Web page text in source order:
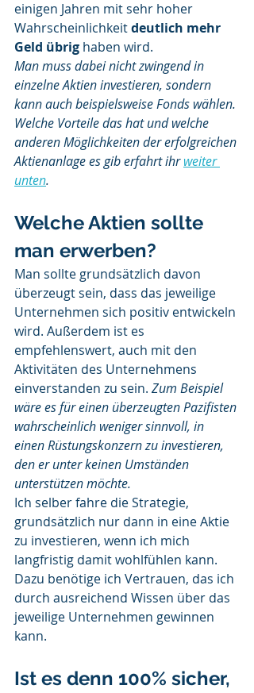
einigen Jahren mit sehr hoher
Wahrscheinlichkeit deutlich mehr
Geld übrig haben wird.
Man muss dabei nicht zwingend in
einzelne Aktien investieren, sondern
kann auch beispielsweise Fonds wählen.
Welche Vorteile das hat und welche
anderen Möglichkeiten der erfolgreichen
Aktienanlage es gib erfahrt ihr weiter
unten.
Welche Aktien sollte
man erwerben?
Man sollte grundsätzlich davon
überzeugt sein, dass das jeweilige
Unternehmen sich positiv entwickeln
wird. Außerdem ist es
empfehlenswert, auch mit den
Aktivitäten des Unternehmens
einverstanden zu sein. Zum Beispiel
wäre es für einen überzeugten Pazifisten
wahrscheinlich weniger sinnvoll, in
einen Rüstungskonzern zu investieren,
den er unter keinen Umständen
unterstützen möchte.
Ich selber fahre die Strategie,
grundsätzlich nur dann in eine Aktie
zu investieren, wenn ich mich
langfristig damit wohlfühlen kann.
Dazu benötige ich Vertrauen, das ich
durch ausreichend Wissen über das
jeweilige Unternehmen gewinnen
kann.
Ist es denn 100% sicher,